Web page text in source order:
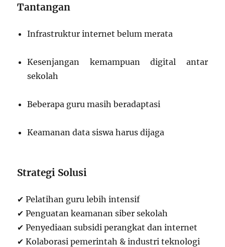
Tantangan
Infrastruktur internet belum merata
Kesenjangan kemampuan digital antar
sekolah
Beberapa guru masih beradaptasi
Keamanan data siswa harus dijaga
Strategi Solusi
✔ Pelatihan guru lebih intensif
✔ Penguatan keamanan siber sekolah
✔ Penyediaan subsidi perangkat dan internet
✔ Kolaborasi pemerintah & industri teknologi